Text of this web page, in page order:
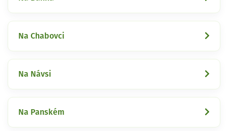
Na Chabovci
Na Návsi
Na Panském